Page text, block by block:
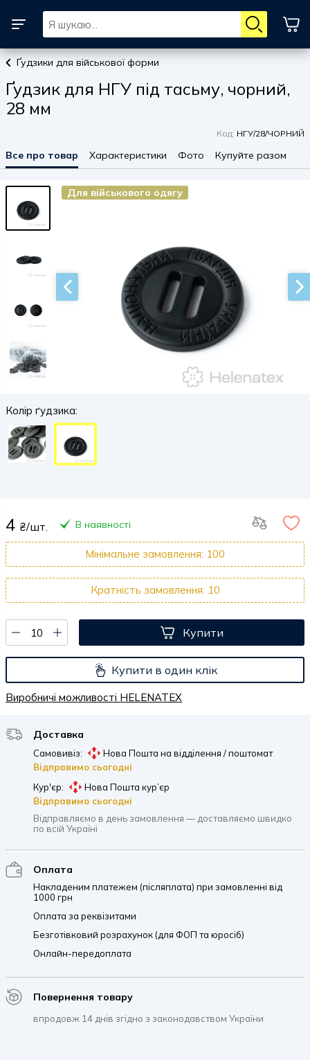
Ґудзики для військової форми
Ґудзик для НГУ під тасьму, чорний,
28 мм
Код: НГУ/28/ЧОРНИЙ
Все про товар Характеристики Фото Купуйте разом
Для військового одягу
Для військового одягу
Для військового одягу
Для військового одягу
Колір ґудзика:
4 ₴/шт. В наявності
Мінімальне замовлення: 100
Кратність замовлення: 10
Купити
Купити в один клік
Виробничі можливості HELENATEX
Доставка
Самовивіз:
Нова Пошта на відділення / поштомат
Відправимо сьогодні
Кур'єр:
Нова Пошта кур’єр
Відправимо сьогодні
Відправляємо в день замовлення — доставляємо швидко
по всій Україні
Оплата
Накладеним платежем (післяплата) при замовленні від
1000 грн
Оплата за реквізитами
Безготівковий розрахунок (для ФОП та юросіб)
Онлайн-передоплата
Повернення товару
впродовж 14 днів згідно з законодавством України